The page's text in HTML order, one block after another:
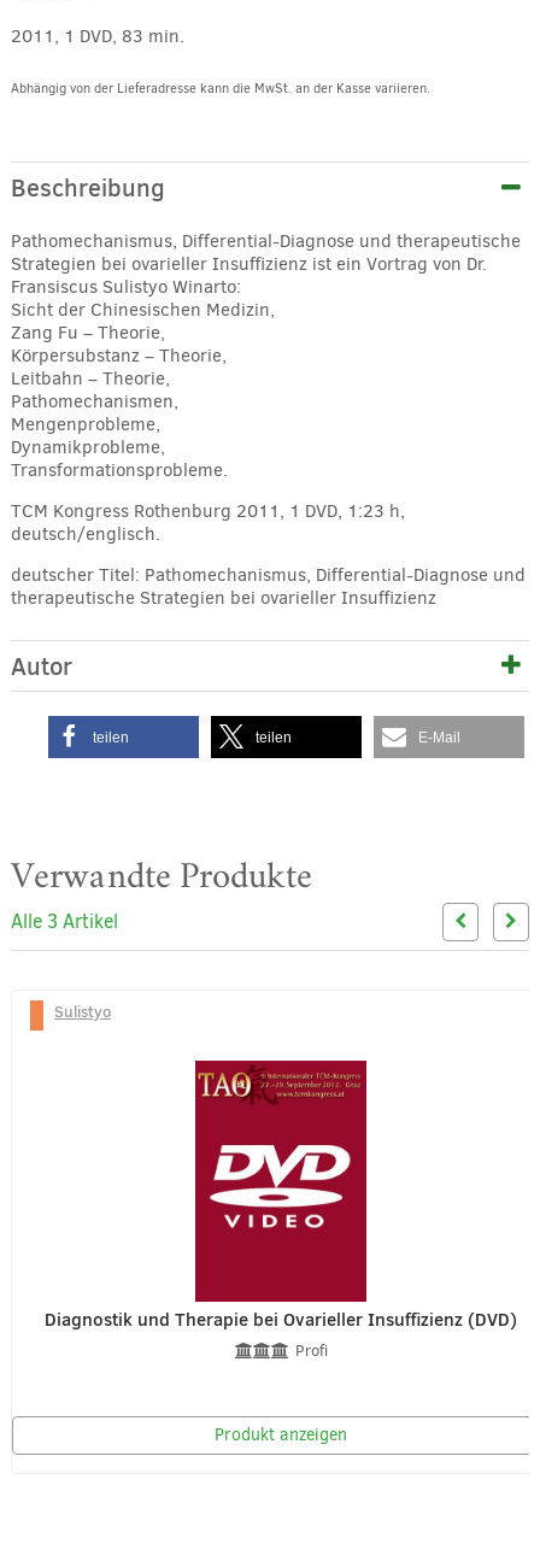
2011, 1 DVD, 83 min.
Abhängig von der Lieferadresse kann die MwSt. an der Kasse variieren.
Beschreibung
Pathomechanismus, Differential-Diagnose und therapeutische
Strategien bei ovarieller Insuffizienz ist ein Vortrag von Dr.
Fransiscus Sulistyo Winarto:
Sicht der Chinesischen Medizin,
Zang Fu – Theorie,
Körpersubstanz – Theorie,
Leitbahn – Theorie,
Pathomechanismen,
Mengenprobleme,
Dynamikprobleme,
Transformationsprobleme.
TCM Kongress Rothenburg 2011, 1 DVD, 1:23 h,
deutsch/englisch.
deutscher Titel: Pathomechanismus, Differential-Diagnose und
therapeutische Strategien bei ovarieller Insuffizienz
Autor
teilen teilen E-Mail
Verwandte Produkte
Alle 3 Artikel
Sulistyo
Diagnostik und Therapie bei Ovarieller Insuffizienz (DVD)
Profi
Produkt anzeigen